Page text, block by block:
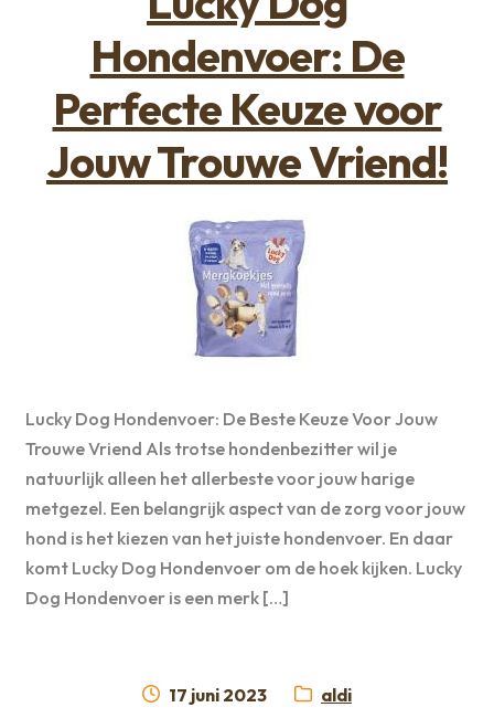
Hondenvoer: De
Perfecte Keuze voor
Jouw Trouwe Vriend!
Lucky Dog Hondenvoer: De Beste Keuze Voor Jouw
Trouwe Vriend Als trotse hondenbezitter wil je
natuurlijk alleen het allerbeste voor jouw harige
metgezel. Een belangrijk aspect van de zorg voor jouw
hond is het kiezen van het juiste hondenvoer. En daar
komt Lucky Dog Hondenvoer om de hoek kijken. Lucky
Dog Hondenvoer is een merk […]
Geplaatst
17 juni 2023 Categorie:
aldi